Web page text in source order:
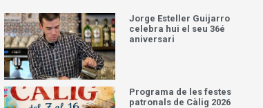
Jorge Esteller Guijarro
celebra hui el seu 36é
aniversari
Programa de les festes
patronals de Càlig 2026